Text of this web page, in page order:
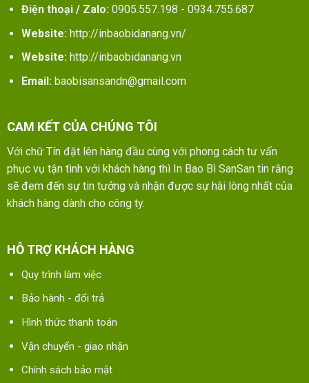
Điện thoại / Zalo:0905.557.198 - 0934.755.687
Website: http://inbaobidanang.vn/
Website: http://inbaobidanang.vn
Email:baobisansandn@gmail.com
CAM KẾT CỦA CHÚNG TÔI
Với chữ Tín đặt lên hàng đầu cùng với phong cách tư vấn
phục vụ tận tình với khách hàng thì In Bao Bì SanSan tin rằng
sẽ đem đến sự tin tưởng và nhận được sự hài lòng nhất của
khách hàng dành cho công ty.
HỖ TRỢ KHÁCH HÀNG
Quy trình làm việc
Bảo hành - đổi trả
Hình thức thanh toán
Vận chuyển - giao nhận
Chính sách bảo mật